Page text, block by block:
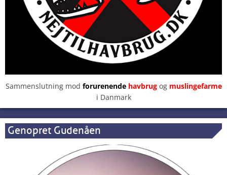
Sammenslutning mod forurenendehavbrugog muslingefarme
i Danmark
Genopret Gudenåen